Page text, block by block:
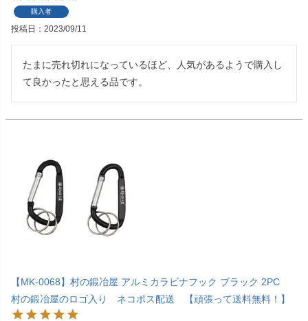
購入者
投稿日 2023/09/11
たまに売れ切れになっているほど、人気があるようで購入し
て良かったと思える品です。
【MK-0068】村の鍛冶屋 アルミカラビナフック ブラック 2PC
村の鍛冶屋のロゴ入り ネコポス配送 【頑張って送料無料！】